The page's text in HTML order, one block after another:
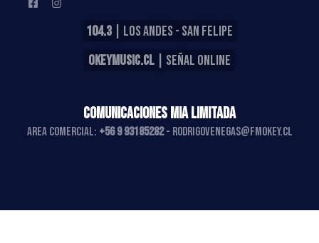
104.3 | LOS ANDES - SAN FELIPE
OKEYMUSIC.CL | SEÑAL ONLINE
COMUNICACIONES MIA LIMITADA
AREA COMERCIAL: +56 9 93185282- rodrigovenegas@fmokey.cl